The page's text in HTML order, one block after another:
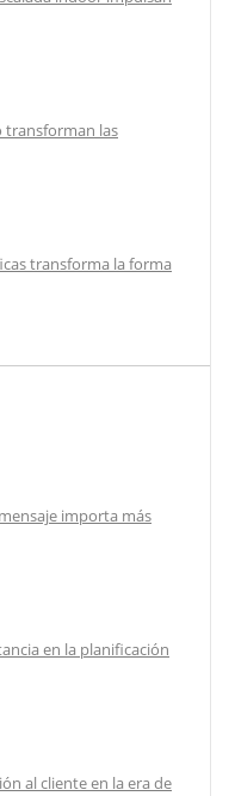
transforman las
transforma la forma
importa más
en la planificación
al cliente en la era de